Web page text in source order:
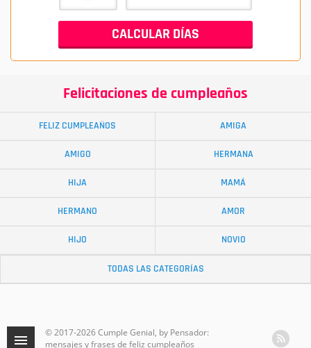
Felicitaciones de cumpleaños
FELIZ CUMPLEAÑOS AMIGA
AMIGO HERMANA
HIJA MAMÁ
HERMANO AMOR
HIJO NOVIO
TODAS LAS CATEGORÍAS
© 2017-2026 Cumple Genial, by Pensador:
mensajes y frases de feliz cumpleaños